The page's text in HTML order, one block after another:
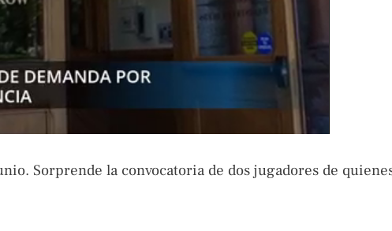
Sorprende la convocatoria de dos jugadores de